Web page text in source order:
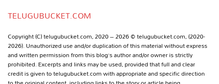
TELUGUBUCKET.COM
Copyright (C) telugubucket.com, 2020 – 2026 © telugubucket.com, (2020-
2026). Unauthorized use and/or duplication of this material without express
and written permission from this blog’s author and/or owner is strictly
prohibited. Excerpts and links may be used, provided that full and clear
credit is given to telugubucket.com with appropriate and specific direction